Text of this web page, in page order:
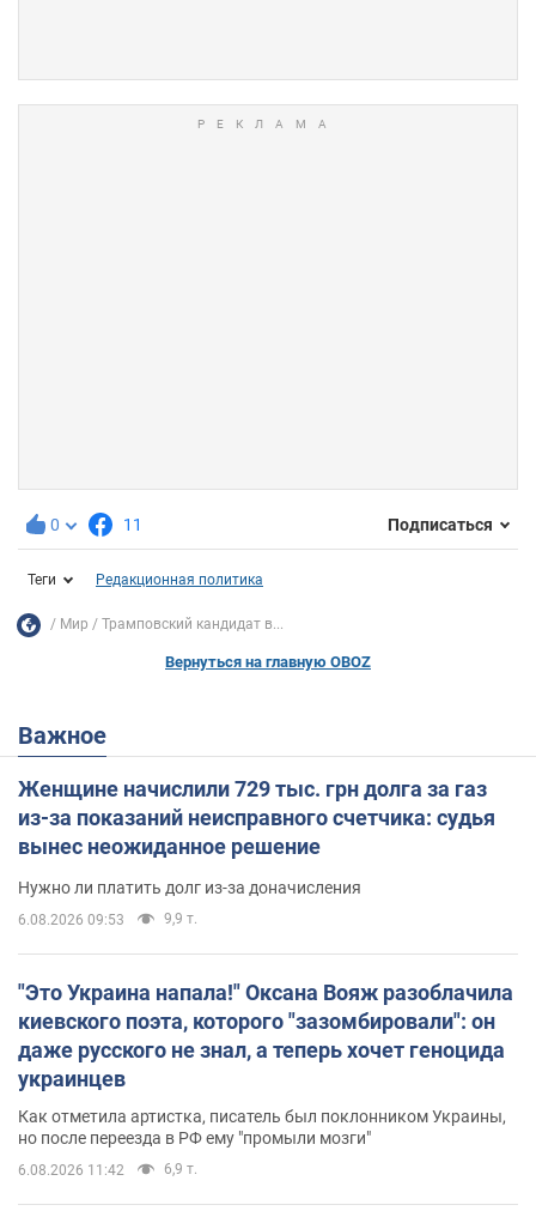
0 11 Подписаться
Теги Редакционная политика
Мир Трамповский кандидат в...
Вернуться на главную OBOZ
Важное
Женщине начислили 729 тыс. грн долга за газ
из-за показаний неисправного счетчика: судья
вынес неожиданное решение
Нужно ли платить долг из-за доначисления
6.08.2026 09:53 9,9 т.
"Это Украина напала!" Оксана Вояж разоблачила
киевского поэта, которого "зазомбировали": он
даже русского не знал, а теперь хочет геноцида
украинцев
Как отметила артистка, писатель был поклонником Украины,
но после переезда в РФ ему "промыли мозги"
6.08.2026 11:42 6,9 т.